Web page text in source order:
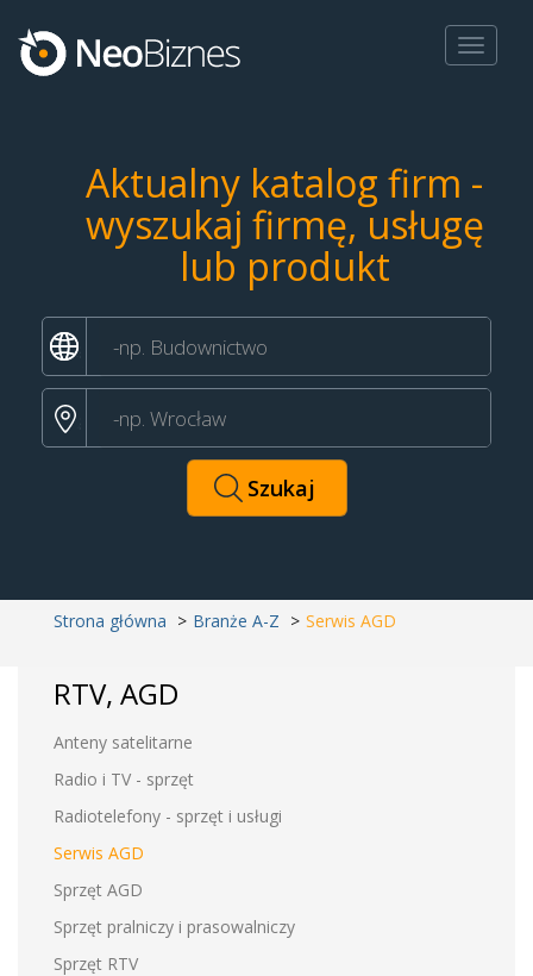
Toggle
Aktualny katalog firm -
wyszukaj firmę, usługę
lub produkt
Strona główna Branże A-Z Serwis AGD
RTV, AGD
Anteny satelitarne
Radio i TV - sprzęt
Radiotelefony - sprzęt i usługi
Serwis AGD
Sprzęt AGD
Sprzęt pralniczy i prasowalniczy
Sprzęt RTV